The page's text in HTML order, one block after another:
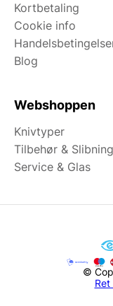
Kortbetaling
Cookie info
Blog
Webshoppen
Knivtyper
Tilbehør & Slibning
Service & Glas
©